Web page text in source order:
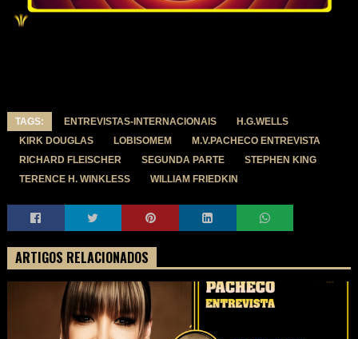
TAGS: ENTREVISTAS-INTERNACIONAIS
H.G.WELLS
KIRK DOUGLAS
LOBISOMEM
M.V.PACHECO ENTREVISTA
RICHARD FLEISCHER
SEGUNDA PARTE
STEPHEN KING
TERENCE H. WINKLESS
WILLIAM FRIEDKIN
ARTIGOS RELACIONADOS